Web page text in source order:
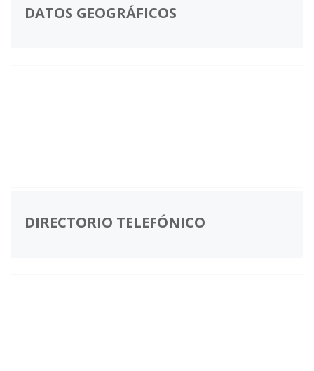
DATOS GEOGRÁFICOS
DIRECTORIO TELEFÓNICO